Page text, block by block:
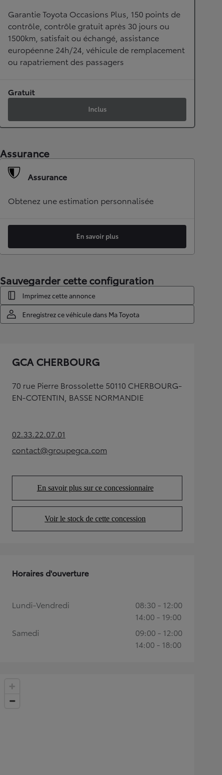
Garantie Toyota Occasions Plus, 150 points de
contrôle, contrôle gratuit après 30 jours ou
1500km, satisfait ou échangé, assistance
européenne 24h/24, véhicule de remplacement
ou rapatriement des passagers
Gratuit
Inclus
Assurance
Assurance
Obtenez une estimation personnalisée
En savoir plus
Sauvegarder cette configuration
Imprimez cette annonce
Enregistrez ce véhicule dans Ma Toyota
GCA CHERBOURG
70 rue Pierre Brossolette 50110 CHERBOURG-
EN-COTENTIN, BASSE NORMANDIE
02.33.22.07.01(Opens in new tab)
contact@groupegca.com
(Opens in new tab)
En savoir plus sur ce concessionnaire
(Opens in new tab)
Voir le stock de cette concession
(Opens in new tab)
Horaires d'ouverture
Lundi-Vendredi
08:30 - 12:00
14:00 - 19:00
Samedi
09:00 - 12:00
14:00 - 18:00